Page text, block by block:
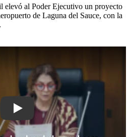
elevó al Poder Ejecutivo un proyecto
de Laguna del Sauce, con la
Play: Diputada Araújo propone plan